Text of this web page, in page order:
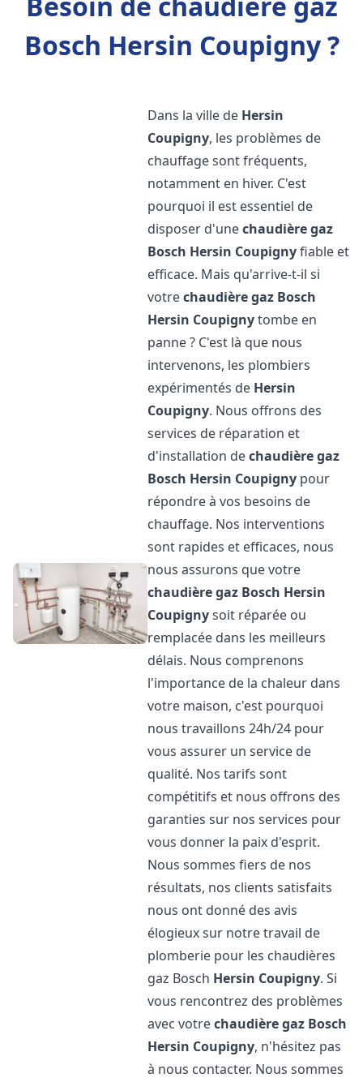
Bosch Hersin Coupigny ?
Dans la ville de Hersin
Coupigny, les problèmes de
chauffage sont fréquents,
notamment en hiver. C'est
pourquoi il est essentiel de
disposer d'unechaudière gaz
Bosch Hersin Coupignyfiable et
efficace. Mais qu'arrive-t-il si
votrechaudière gaz Bosch
Hersin Coupignytombe en
panne ? C'est là que nous
intervenons, les plombiers
expérimentés de Hersin
Coupigny. Nous offrons des
services de réparation et
d'installation dechaudière gaz
Bosch Hersin Coupigny pour
répondre à vos besoins de
chauffage. Nos interventions
sont rapides et efficaces, nous
nous assurons que votre
chaudière gaz Bosch Hersin
Coupignysoit réparée ou
remplacée dans les meilleurs
délais. Nous comprenons
l'importance de la chaleur dans
votre maison, c'est pourquoi
nous travaillons 24h/24 pour
vous assurer un service de
qualité. Nos tarifs sont
compétitifs et nous offrons des
garanties sur nos services pour
vous donner la paix d'esprit.
Nous sommes fiers de nos
résultats, nos clients satisfaits
nous ont donné des avis
élogieux sur notre travail de
plomberie pour les chaudières
gaz Bosch Hersin Coupigny. Si
vous rencontrez des problèmes
avec votrechaudière gaz Bosch
Hersin Coupigny, n'hésitez pas
à nous contacter. Nous sommes